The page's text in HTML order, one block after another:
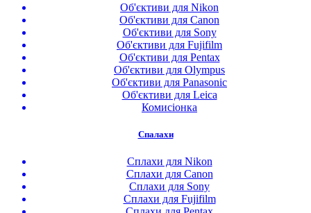
Об'єктиви для Nikon
Об'єктиви для Canon
Об'єктиви для Sony
Об'єктиви для Fujifilm
Об'єктиви для Pentax
Об'єктиви для Olympus
Об'єктиви для Panasonic
Об'єктиви для Leica
Комисіонка
Спалахи
Сплахи для Nikon
Сплахи для Canon
Сплахи для Sony
Сплахи для Fujifilm